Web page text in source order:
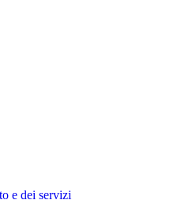
e dei servizi